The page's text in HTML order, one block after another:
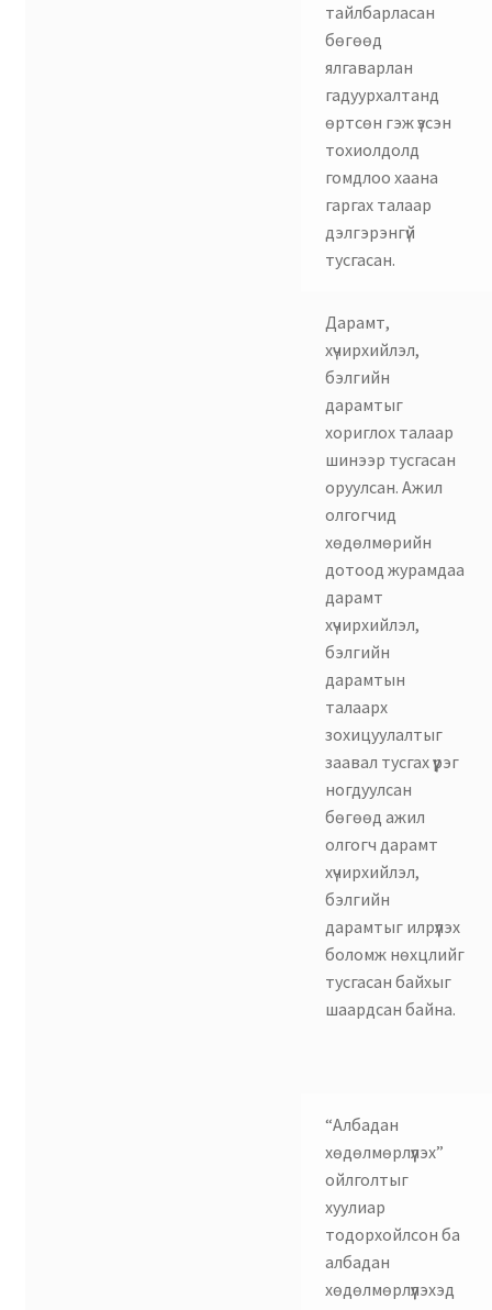
тайлбарласан
бөгөөд
ялгаварлан
гадуурхалтанд
өртсөн гэж үзсэн
тохиолдолд
гомдлоо хаана
гаргах талаар
дэлгэрэнгүй
тусгасан.
Дарамт,
хүчирхийлэл,
бэлгийн
дарамтыг
хориглох талаар
шинээр тусгасан
оруулсан. Ажил
олгогчид
хөдөлмөрийн
дотоод журамдаа
дарамт
хүчирхийлэл,
бэлгийн
дарамтын
талаарх
зохицуулалтыг
заавал тусгах үүрэг
ногдуулсан
бөгөөд ажил
олгогч дарамт
хүчирхийлэл,
бэлгийн
дарамтыг илрүүлэх
боломж нөхцлийг
тусгасан байхыг
шаардсан байна.
“Албадан
хөдөлмөрлүүлэх”
ойлголтыг
хуулиар
тодорхойлсон ба
албадан
хөдөлмөрлүүлэхэд